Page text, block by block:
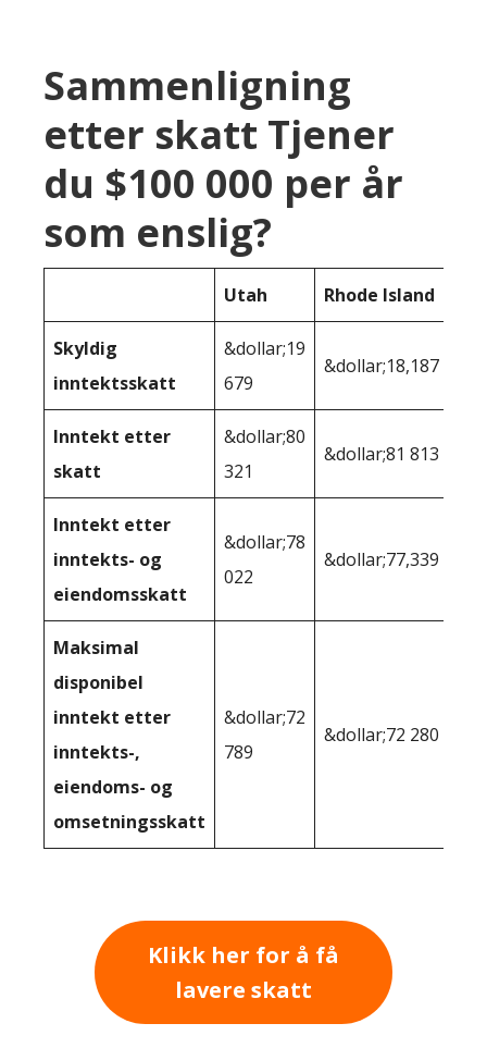
Sammenligning
etter skatt Tjener
du $100 000 per år
som enslig?
Utah Rhode Island
Skyldig
inntektsskatt
&dollar;19
679
&dollar;18,187
Inntekt etter
skatt
&dollar;80
321
&dollar;81 813
Inntekt etter
inntekts- og
eiendomsskatt
&dollar;78
022
&dollar;77,339
Maksimal
disponibel
inntekt etter
inntekts-,
eiendoms- og
omsetningsskatt
&dollar;72
789
&dollar;72 280
Klikk her for å få
lavere skatt